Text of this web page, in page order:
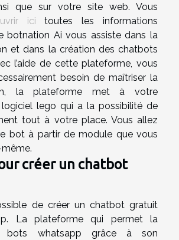
que sur votre site web. Vous
ici toutes les informations
botnation Ai vous assiste dans la
et dans la création des chatbots
l’aide de cette plateforme, vous
besoin de maîtriser la
la plateforme met à votre
lego qui a la possibilité de
tout à votre place. Vous allez
bot à partir de module que vous
créer un chatbot
de créer un chatbot gratuit
La plateforme qui permet la
bots whatsapp grâce à son